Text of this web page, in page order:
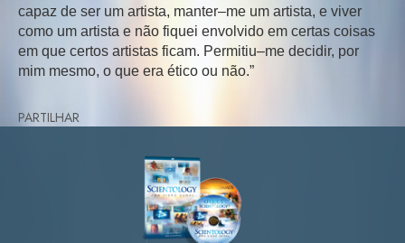
capaz de ser um artista, manter–me um artista, e viver
como um artista e não fiquei envolvido em certas coisas
em que certos artistas ficam. Permitiu–me decidir, por
mim mesmo, o que era ético ou não.”
PARTILHAR